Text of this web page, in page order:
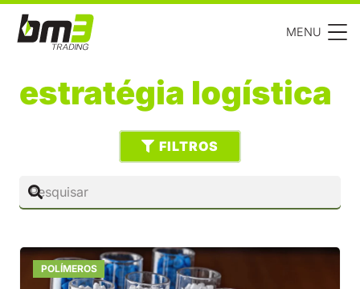
MENU
estratégia logística
FILTROS
POLÍMEROS